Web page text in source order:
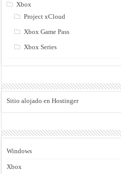
Xbox
Project xCloud
Xbox Game Pass
Xbox Series
Sitio alojado en Hostinger
Windows
Xbox